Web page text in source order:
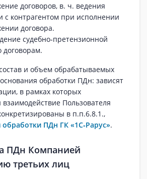
договоров, в. ч. ведения
с контрагентом при исполнении
договора.
судебно‑претензионной
договорам.
и объем обрабатываемых
обработки ПДн: зависят
в рамках которых
взаимодействие Пользователя
в п.п.6.8.1.,
ПДн ГК «1С‑Рарус».
ПДн Компанией
третьих лиц